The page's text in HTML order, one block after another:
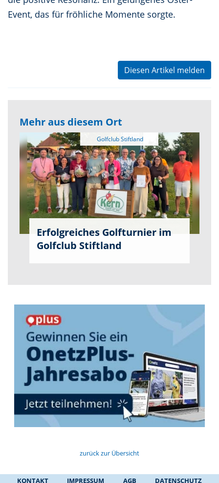
Event, das für fröhliche Momente sorgte.
Diesen Artikel melden
Mehr aus diesem Ort
Erfolgreiches Golfturnier im
Golfclub Stiftland
zurück zur Übersicht
KONTAKT IMPRESSUM AGB DATENSCHUTZ